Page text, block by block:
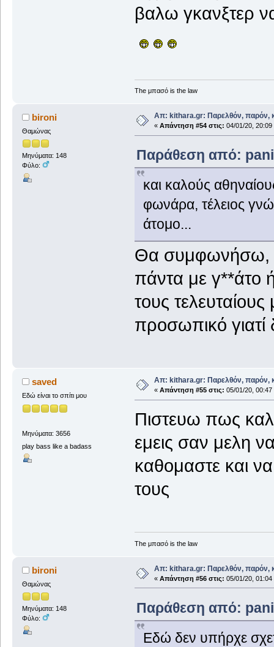
βαλω γκανξτερ
The μπασό is the law
bironi
Θαμώνας
Μηνύματα: 148
Φύλο:
Απ: kithara.gr: Παρελθόν, παρόν,
« Απάντηση #54 στις: 04/01/20, 20:09
Παράθεση από:
και καλούς
φωνάρα, τέλειος
άτομο...
Θα συμφωνήσω,
πάντα με γ**άτο
τους
προσωπικό
saved
Εδώ είναι το σπίτι μου
Μηνύματα: 3656
play bass like a badass
Απ: kithara.gr: Παρελθόν, παρόν,
« Απάντηση #55 στις: 05/01/20, 00:47
Πιστευω πως
εμεις σαν μελη
καθομαστε και
τους
The μπασό is the law
bironi
Θαμώνας
Μηνύματα: 148
Φύλο:
Απ: kithara.gr: Παρελθόν, παρόν,
« Απάντηση #56 στις: 05/01/20, 01:04
Παράθεση από:
Εδώ δεν υπήρχε